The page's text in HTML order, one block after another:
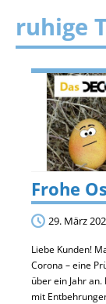
ruhige
Frohe
29. März
Liebe Kunden!
Corona – eine
über ein Jahr
mit